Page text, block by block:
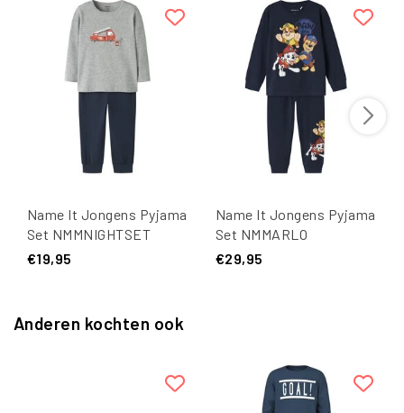
Name It Jongens Pyjama
Set NMMNIGHTSET
Brandweer
€19,95
Name It Jongens Pyjama
Set NMMARLO
PAWPATROL
€29,95
Anderen kochten ook